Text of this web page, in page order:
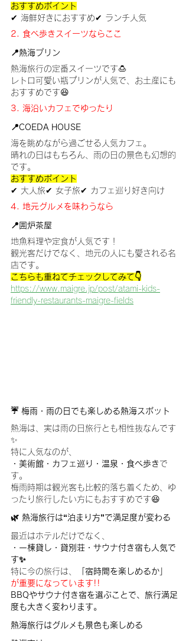
おすすめポイント
✔ 海鮮好きにおすすめ✔ ランチ人気
2. 食べ歩きスイーツならここ
📍熱海プリン
熱海旅行の定番スイーツです🍮
レトロ可愛い瓶プリンが人気で、お土産にも
おすすめです😆
3. 海沿いカフェでゆったり
📍COEDA HOUSE
海を眺めながら過ごせる人気カフェ。
晴れの日はもちろん、雨の日の景色も幻想的
です。
おすすめポイント
✔ 大人旅✔ 女子旅✔ カフェ巡り好き向け
4. 地元グルメを味わうなら
📍囲炉茶屋
地魚料理や定食が人気です！
観光客だけでなく、地元の人にも愛される名
店です。
こちらも重ねてチェックしてみて👇
https://www.maigre.jp/post/atami-kids-
friendly-restaurants-maigre-fields
☔ 梅雨・雨の日でも楽しめる熱海スポット
熱海は、実は雨の日旅行とも相性抜なんです
✨
特に人気なのが、
・美術館・カフェ巡り・温泉・食べ歩きで
す。
梅雨時期は観光客も比較的落ち着くため、ゆ
ったり旅行したい方にもおすすめです😆
🌿 熱海旅行は“泊まり方”で満足度が変わる
最近はホテルだけでなく、
・一棟貸し・貸別荘・サウナ付き宿も人気で
す✨
特に今の旅行は、
「宿時間を楽しめるか」
が重要になっています!!
BBQやサウナ付き宿を選ぶことで、旅行満足
度も大きく変わります。
熱海旅行はグルメも景色も楽しめる